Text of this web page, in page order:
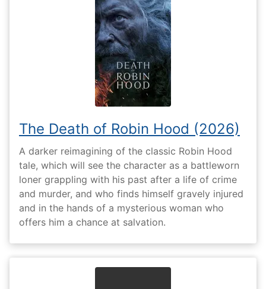
The Death of Robin Hood (2026)
A darker reimagining of the classic Robin Hood
tale, which will see the character as a battleworn
loner grappling with his past after a life of crime
and murder, and who finds himself gravely injured
and in the hands of a mysterious woman who
offers him a chance at salvation.